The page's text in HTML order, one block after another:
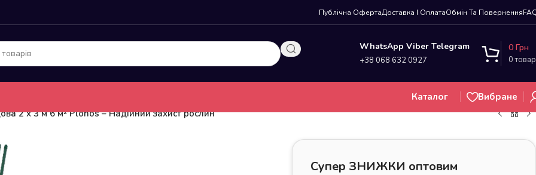
Публічна ОфертаДоставка І ОплатаОбмін Та Повернення
WhatsApp Viber Telegram
+38 068 632 0927 0
0 Грн
Каталог
Вибране
2 x 3 м 6 м² Plonos – Надійний захист рослин
Супер ЗНИЖКИ оптовим